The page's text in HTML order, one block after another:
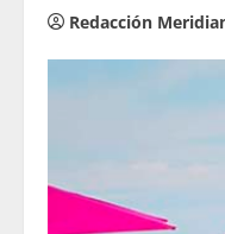
Redacción